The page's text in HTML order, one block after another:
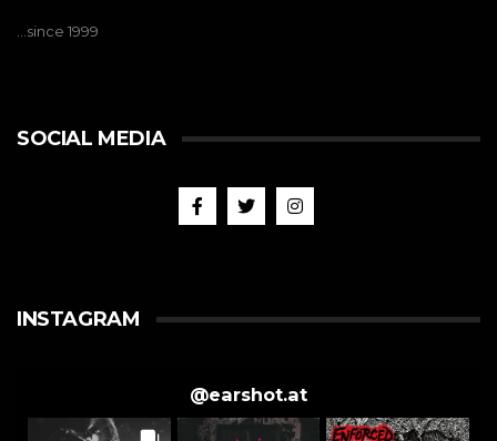
…since 1999
SOCIAL MEDIA
INSTAGRAM
@earshot.at